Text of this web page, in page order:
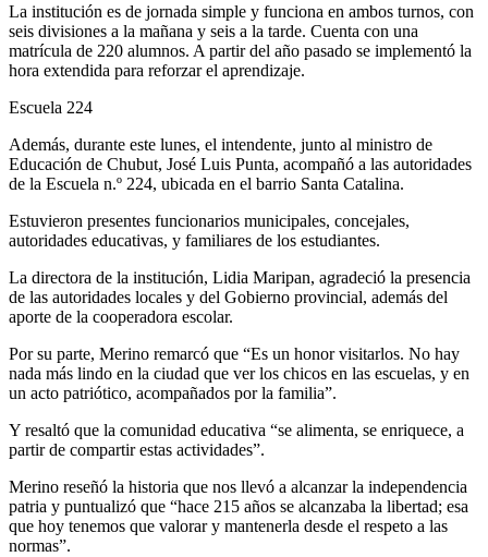
La institución es de jornada simple y funciona en ambos turnos, con
seis divisiones a la mañana y seis a la tarde. Cuenta con una
matrícula de 220 alumnos. A partir del año pasado se implementó la
hora extendida para reforzar el aprendizaje.
Escuela 224
Además, durante este lunes, el intendente, junto al ministro de
Educación de Chubut, José Luis Punta, acompañó a las autoridades
de la Escuela n.º 224, ubicada en el barrio Santa Catalina.
Estuvieron presentes funcionarios municipales, concejales,
autoridades educativas, y familiares de los estudiantes.
La directora de la institución, Lidia Maripan, agradeció la presencia
de las autoridades locales y del Gobierno provincial, además del
aporte de la cooperadora escolar.
Por su parte, Merino remarcó que “Es un honor visitarlos. No hay
nada más lindo en la ciudad que ver los chicos en las escuelas, y en
un acto patriótico, acompañados por la familia”.
Y resaltó que la comunidad educativa “se alimenta, se enriquece, a
partir de compartir estas actividades”.
Merino reseñó la historia que nos llevó a alcanzar la independencia
patria y puntualizó que “hace 215 años se alcanzaba la libertad; esa
que hoy tenemos que valorar y mantenerla desde el respeto a las
normas”.